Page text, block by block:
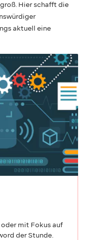
Hier schafft die
aktuell eine
mit Fokus auf
der Stunde.